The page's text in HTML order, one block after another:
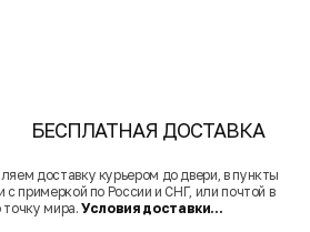
БЕСПЛАТНАЯ ДОСТАВКА
доставку курьером до двери, в пункты
с примеркой по России и СНГ, или почтой в
мира.Условия доставки...